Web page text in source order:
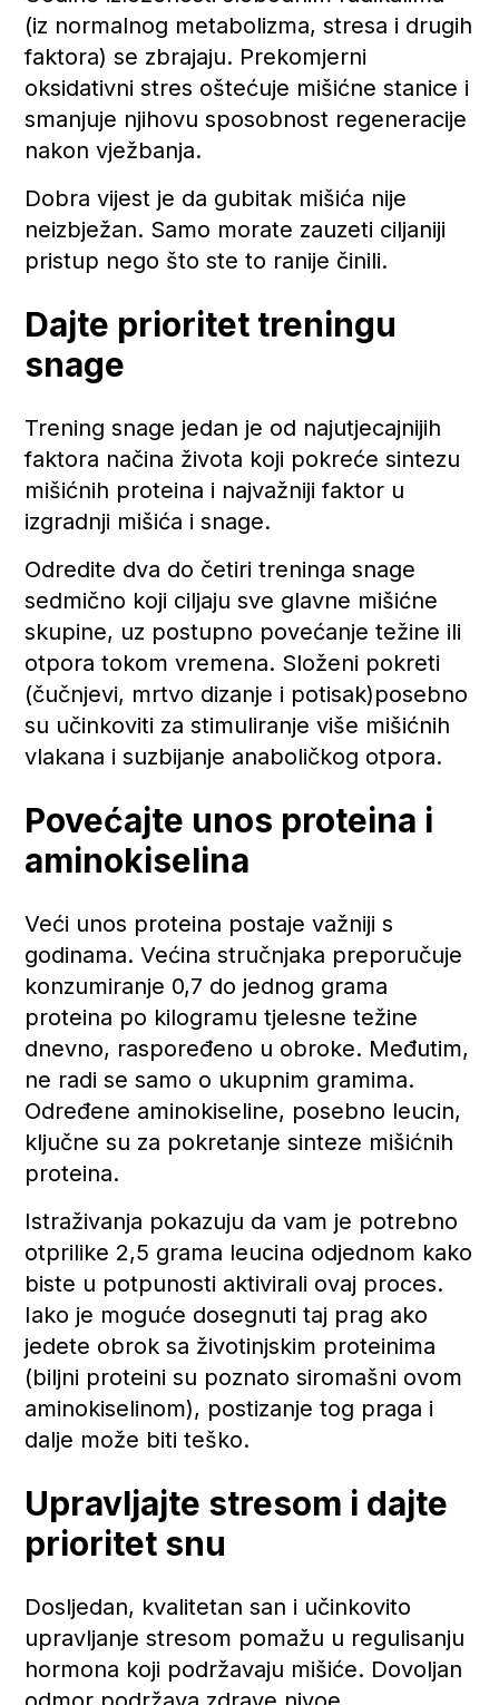
(iz normalnog metabolizma, stresa i drugih
faktora) se zbrajaju. Prekomjerni
oksidativni stres oštećuje mišićne stanice i
smanjuje njihovu sposobnost regeneracije
nakon vježbanja.
Dobra vijest je da gubitak mišića nije
neizbježan. Samo morate zauzeti ciljaniji
pristup nego što ste to ranije činili.
Dajte prioritet treningu
snage
Trening snage jedan je od najutjecajnijih
faktora načina života koji pokreće sintezu
mišićnih proteina i najvažniji faktor u
izgradnji mišića i snage.
Odredite dva do četiri treninga snage
sedmično koji ciljaju sve glavne mišićne
skupine, uz postupno povećanje težine ili
otpora tokom vremena. Složeni pokreti
(čučnjevi, mrtvo dizanje i potisak)posebno
su učinkoviti za stimuliranje više mišićnih
vlakana i suzbijanje anaboličkog otpora.
Povećajte unos proteina i
aminokiselina
Veći unos proteina postaje važniji s
godinama. Većina stručnjaka preporučuje
konzumiranje 0,7 do jednog grama
proteina po kilogramu tjelesne težine
dnevno, raspoređeno u obroke. Međutim,
ne radi se samo o ukupnim gramima.
Određene aminokiseline, posebno leucin,
ključne su za pokretanje sinteze mišićnih
proteina.
Istraživanja pokazuju da vam je potrebno
otprilike 2,5 grama leucina odjednom kako
biste u potpunosti aktivirali ovaj proces.
Iako je moguće dosegnuti taj prag ako
jedete obrok sa životinjskim proteinima
(biljni proteini su poznato siromašni ovom
aminokiselinom), postizanje tog praga i
dalje može biti teško.
Upravljajte stresom i dajte
prioritet snu
Dosljedan, kvalitetan san i učinkovito
upravljanje stresom pomažu u regulisanju
hormona koji podržavaju mišiće. Dovoljan